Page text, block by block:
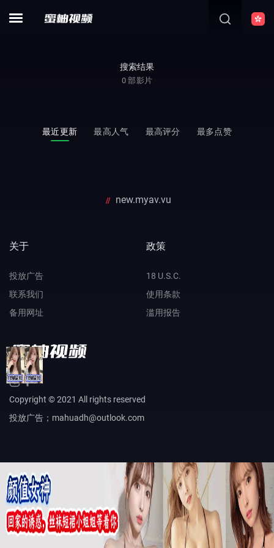
搜索结果
0 部影片
最近更新 最高人气 最高评分 最多点赞
// new.myav.vu
Copyright © 2021 All rights reserved
投放广告；mahuadh@outlook.com
关于
投放广告
联系我们
备用网址
政策
18 U.S.C.
使用条款
滥用报告